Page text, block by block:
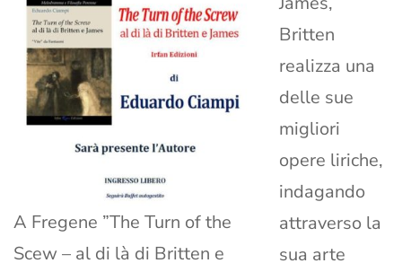
A Fregene ”The Turn of the
Scew – al di là di Britten e
Britten
realizza una
delle sue
migliori
opere liriche,
indagando
attraverso la
sua arte